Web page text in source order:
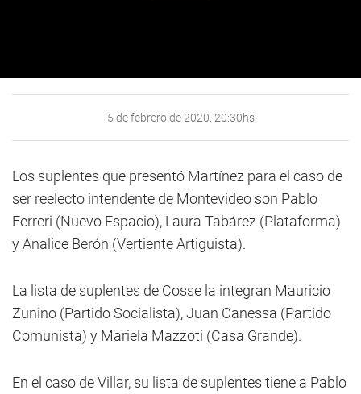
5 de febrero de 2020, 20:30hs
Los suplentes que presentó Martínez para el caso de
ser reelecto intendente de Montevideo son Pablo
Ferreri (Nuevo Espacio), Laura Tabárez (Plataforma)
y Analice Berón (Vertiente Artiguista).
La lista de suplentes de Cosse la integran Mauricio
Zunino (Partido Socialista), Juan Canessa (Partido
Comunista) y Mariela Mazzoti (Casa Grande).
En el caso de Villar, su lista de suplentes tiene a Pablo